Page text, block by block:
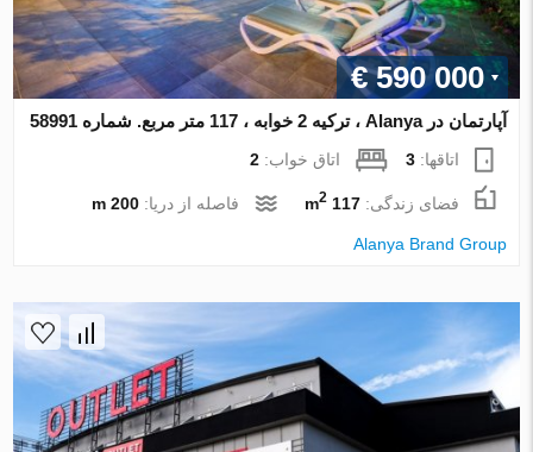
€ 590 000
آپارتمان در Alanya ، ترکیه 2 خوابه ، 117 متر مربع. شماره 58991
اتاقها:3 اتاق خواب:2
فضای زندگی:117 m
2 فاصله از دریا:200 m
Alanya Brand Group